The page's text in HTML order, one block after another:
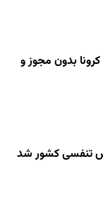
بدون مجوز و
تنفسی کشور شد